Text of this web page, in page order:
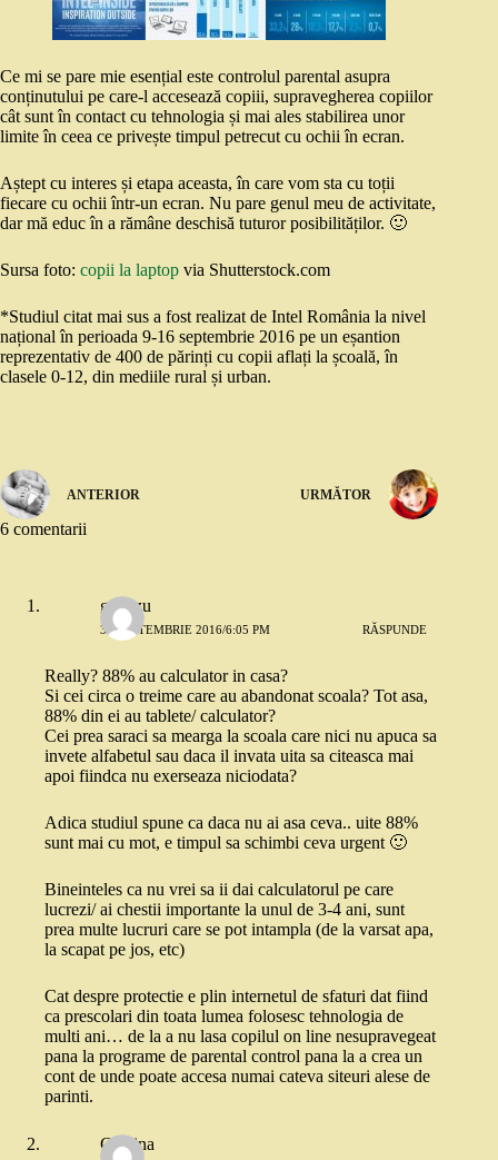
Ce mi se pare mie esențial este controlul parental asupra
conținutului pe care-l accesează copiii, supravegherea copiilor
cât sunt în contact cu tehnologia și mai ales stabilirea unor
limite în ceea ce privește timpul petrecut cu ochii în ecran.
Aștept cu interes și etapa aceasta, în care vom sta cu toții
fiecare cu ochii într-un ecran. Nu pare genul meu de activitate,
dar mă educ în a rămâne deschisă tuturor posibilităților. 🙂
Sursa foto: copii la laptop via Shutterstock.com
*Studiul citat mai sus a fost realizat de Intel România la nivel
național în perioada 9-16 septembrie 2016 pe un eșantion
reprezentativ de 400 de părinți cu copii aflați la școală, în
clasele 0-12, din mediile rural și urban.
ANTERIOR URMĂTOR
6 comentarii
gabitzu
30 SEPTEMBRIE 2016/6:05 PM RĂSPUNDE
Really? 88% au calculator in casa?
Si cei circa o treime care au abandonat scoala? Tot asa,
88% din ei au tablete/ calculator?
Cei prea saraci sa mearga la scoala care nici nu apuca sa
invete alfabetul sau daca il invata uita sa citeasca mai
apoi fiindca nu exerseaza niciodata?
Adica studiul spune ca daca nu ai asa ceva.. uite 88%
sunt mai cu mot, e timpul sa schimbi ceva urgent 🙂
Bineinteles ca nu vrei sa ii dai calculatorul pe care
lucrezi/ ai chestii importante la unul de 3-4 ani, sunt
prea multe lucruri care se pot intampla (de la varsat apa,
la scapat pe jos, etc)
Cat despre protectie e plin internetul de sfaturi dat fiind
ca prescolari din toata lumea folosesc tehnologia de
multi ani… de la a nu lasa copilul on line nesupravegeat
pana la programe de parental control pana la a crea un
cont de unde poate accesa numai cateva siteuri alese de
parinti.
Cristina